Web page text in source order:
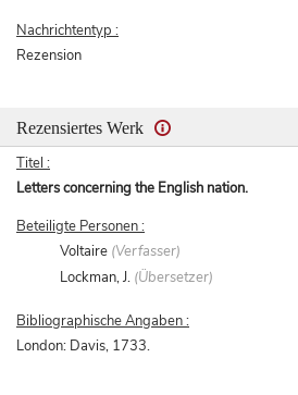
Nachrichtentyp :
Rezension
Rezensiertes Werk
Titel :
Letters concerning the English nation.
Beteiligte Personen :
Voltaire (Verfasser)
Lockman, J. (Übersetzer)
Bibliographische Angaben :
London: Davis, 1733.